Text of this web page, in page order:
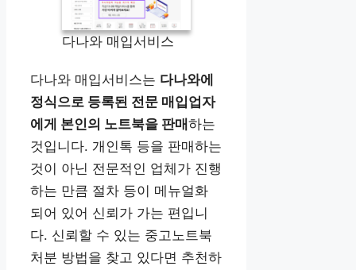
다나와 매입서비스
다나와 매입서비스는 다나와에
정식으로 등록된 전문 매입업자
에게 본인의 노트북을 판매하는
것입니다. 개인톡 등을 판매하는
것이 아닌 전문적인 업체가 진행
하는 만큼 절차 등이 메뉴얼화
되어 있어 신뢰가 가는 편입니
다. 신뢰할 수 있는 중고노트북
처분 방법을 찾고 있다면 추천하